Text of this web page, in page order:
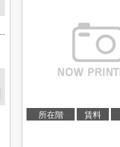
所在階 賃料